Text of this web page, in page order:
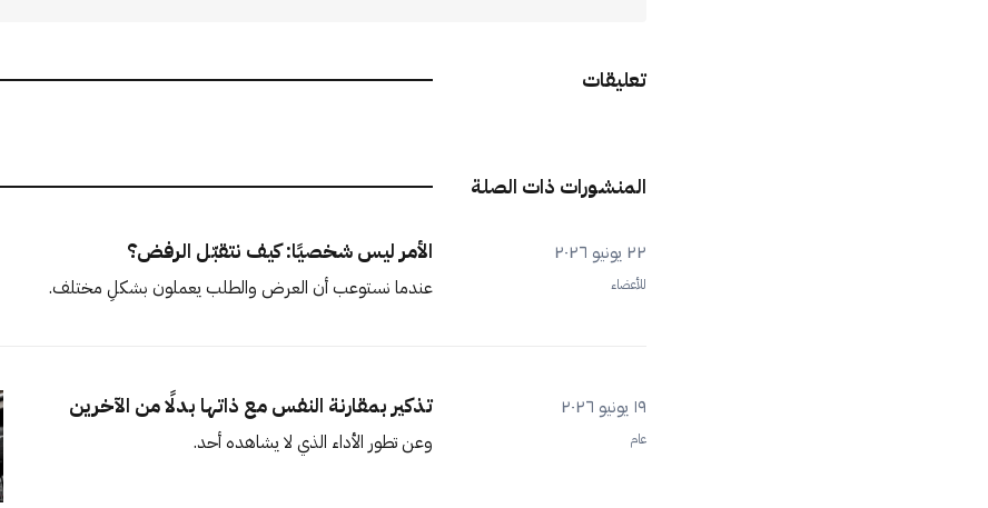
تعليقات
المنشورات ذات الصلة
٢٢ يونيو ٢٠٢٦
للأعضاء
الأمر ليس شخصيًا: كيف نتقبّل الرفض؟
عندما نستوعب أن العرض والطلب يعملون بشكلٍ مختلف.
١٩ يونيو ٢٠٢٦
عام
تذكير بمقارنة النفس مع ذاتها بدلًا من الآخرين
وعن تطور الأداء الذي لا يشاهده أحد.